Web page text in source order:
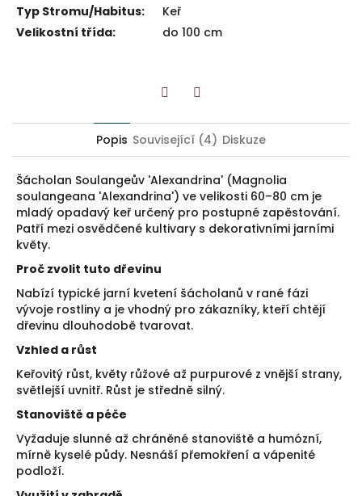
Typ Stromu/Habitus:
Keř
Velikostní třída: do 100 cm
Popis Související (4) Diskuze
Šácholan Soulangeův 'Alexandrina' (Magnolia
soulangeana 'Alexandrina') ve velikosti 60–80 cm je
mladý opadavý keř určený pro postupné zapěstování.
Patří mezi osvědčené kultivary s dekorativními jarními
květy.
Proč zvolit tuto dřevinu
Nabízí typické jarní kvetení šácholanů v rané fázi
vývoje rostliny a je vhodný pro zákazníky, kteří chtějí
dřevinu dlouhodobě tvarovat.
Vzhled a růst
Keřovitý růst, květy růžové až purpurové z vnější strany,
světlejší uvnitř. Růst je středně silný.
Stanoviště a péče
Vyžaduje slunné až chráněné stanoviště a humózní,
mírně kyselé půdy. Nesnáší přemokření a vápenité
podloží.